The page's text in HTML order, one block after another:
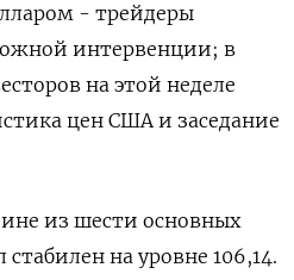
- трейдеры
интервенции; в
на этой неделе
цен США и заседание
из шести основных
на уровне 106,14​.